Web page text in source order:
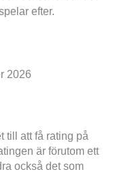
efter.
2026
till att få rating på
är förutom ett
också det som